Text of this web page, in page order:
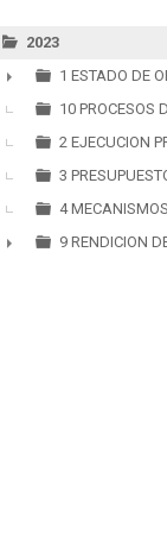
2023
►
1 ESTADO DE
10 PROCESOS
2 EJECUCION
3
4
9 RENDICION